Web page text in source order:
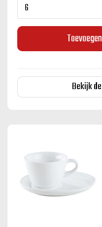
Bekijk